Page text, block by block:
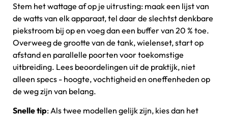
Stem het wattage af op je uitrusting: maak een lijst van
de watts van elk apparaat, tel daar de slechtst denkbare
piekstroom bij op en voeg dan een buffer van 20 % toe.
Overweeg de grootte van de tank, wielenset, start op
afstand en parallelle poorten voor toekomstige
uitbreiding. Lees beoordelingen uit de praktijk, niet
alleen specs - hoogte, vochtigheid en oneffenheden op
de weg zijn van belang.
Snelle tip: Als twee modellen gelijk zijn, kies dan het